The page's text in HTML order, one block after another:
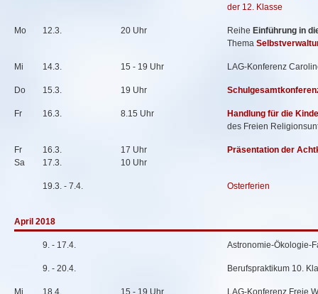
der 12. Klasse
Mo 12.3. 20 Uhr Reihe Einführung in
Thema
Mi 14.3. 15 - 19 Uhr LAG-Konferenz
Do 15.3. 19 Uhr
Fr 16.3. 8.15 Uhr
Handlung für die
des Freien
Fr
Sa
16.3.
17.3.
17 Uhr
10 Uhr
Präsentation der
19.3. - 7.4. Osterferien
April 2018
9. - 17.4. Astronomie-Ökologie-
9. - 20.4. Berufspraktikum 10.
Mi 18.4. 15 - 19 Uhr LAG-Konferenz Freie